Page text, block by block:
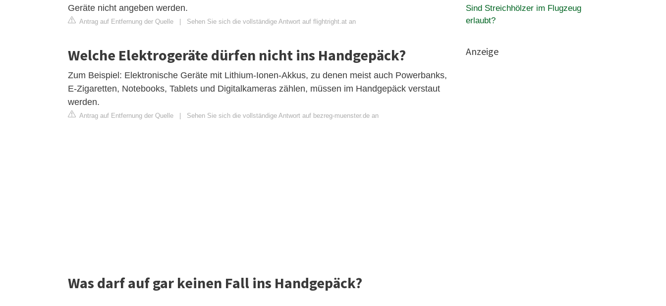
Geräte nicht angeben werden.
Antrag auf Entfernung der Quelle Sehen Sie sich die vollständige Antwort auf flightright.at an
Welche Elektrogeräte dürfen nicht ins Handgepäck?
Zum Beispiel: Elektronische Geräte mit Lithium-Ionen-Akkus, zu denen meist auch Powerbanks,
E-Zigaretten, Notebooks, Tablets und Digitalkameras zählen, müssen im Handgepäck verstaut
werden.
Antrag auf Entfernung der Quelle Sehen Sie sich die vollständige Antwort auf bezreg-muenster.de an
Was darf auf gar keinen Fall ins Handgepäck?
Sind Streichhölzer im Flugzeug
erlaubt?
Anzeige